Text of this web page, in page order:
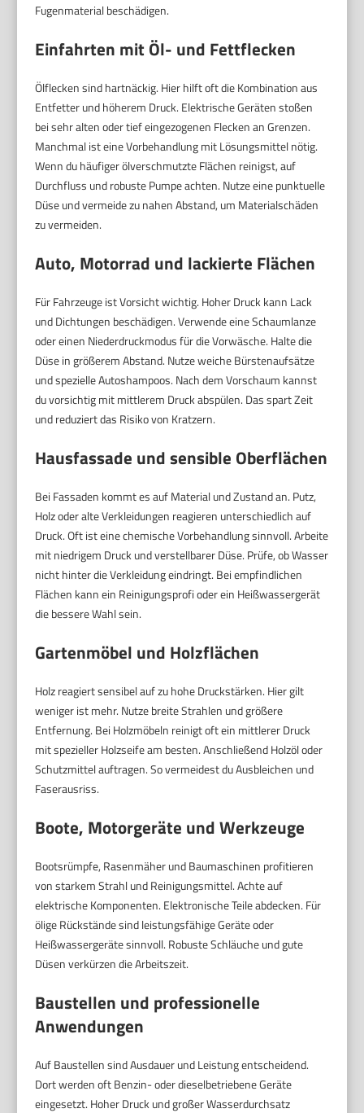
Fugenmaterial beschädigen.
Einfahrten mit Öl- und Fettflecken
Ölflecken sind hartnäckig. Hier hilft oft die Kombination aus
Entfetter und höherem Druck. Elektrische Geräten stoßen
bei sehr alten oder tief eingezogenen Flecken an Grenzen.
Manchmal ist eine Vorbehandlung mit Lösungsmittel nötig.
Wenn du häufiger ölverschmutzte Flächen reinigst, auf
Durchfluss und robuste Pumpe achten. Nutze eine punktuelle
Düse und vermeide zu nahen Abstand, um Materialschäden
zu vermeiden.
Auto, Motorrad und lackierte Flächen
Für Fahrzeuge ist Vorsicht wichtig. Hoher Druck kann Lack
und Dichtungen beschädigen. Verwende eine Schaumlanze
oder einen Niederdruckmodus für die Vorwäsche. Halte die
Düse in größerem Abstand. Nutze weiche Bürstenaufsätze
und spezielle Autoshampoos. Nach dem Vorschaum kannst
du vorsichtig mit mittlerem Druck abspülen. Das spart Zeit
und reduziert das Risiko von Kratzern.
Hausfassade und sensible Oberflächen
Bei Fassaden kommt es auf Material und Zustand an. Putz,
Holz oder alte Verkleidungen reagieren unterschiedlich auf
Druck. Oft ist eine chemische Vorbehandlung sinnvoll. Arbeite
mit niedrigem Druck und verstellbarer Düse. Prüfe, ob Wasser
nicht hinter die Verkleidung eindringt. Bei empfindlichen
Flächen kann ein Reinigungsprofi oder ein Heißwassergerät
die bessere Wahl sein.
Gartenmöbel und Holzflächen
Holz reagiert sensibel auf zu hohe Druckstärken. Hier gilt
weniger ist mehr. Nutze breite Strahlen und größere
Entfernung. Bei Holzmöbeln reinigt oft ein mittlerer Druck
mit spezieller Holzseife am besten. Anschließend Holzöl oder
Schutzmittel auftragen. So vermeidest du Ausbleichen und
Faserausriss.
Boote, Motorgeräte und Werkzeuge
Bootsrümpfe, Rasenmäher und Baumaschinen profitieren
von starkem Strahl und Reinigungsmittel. Achte auf
elektrische Komponenten. Elektronische Teile abdecken. Für
ölige Rückstände sind leistungsfähige Geräte oder
Heißwassergeräte sinnvoll. Robuste Schläuche und gute
Düsen verkürzen die Arbeitszeit.
Baustellen und professionelle
Anwendungen
Auf Baustellen sind Ausdauer und Leistung entscheidend.
Dort werden oft Benzin- oder dieselbetriebene Geräte
eingesetzt. Hoher Druck und großer Wasserdurchsatz